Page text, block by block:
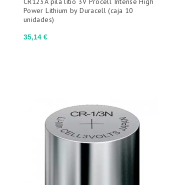
Precio
35,14 €
Power Lithium by Duracell (caja 10
unidades)